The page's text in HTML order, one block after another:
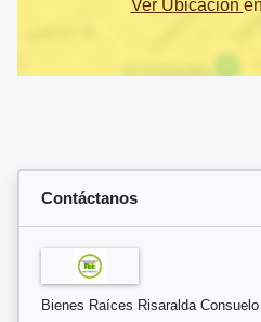
Ver Ubicación en
Contáctanos
Bienes Raíces Risaralda